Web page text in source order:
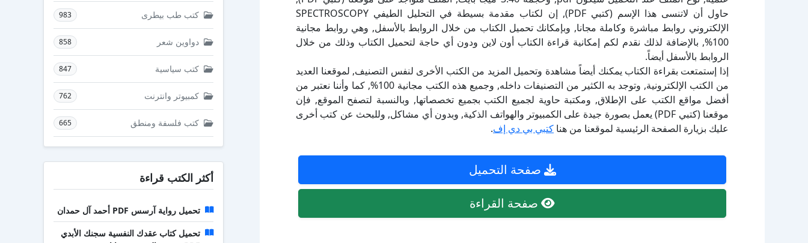
حاول أن لاتنسى هذا الإسم (كتبي PDF), إن لكتاب مقدمة بسيطة في التحليل الطيفي SPECTROSCOPY
الإلكتروني روابط مباشرة وكاملة مجانا, وبإمكانك تحميل الكتاب من خلال الروابط بالأسفل, وهي روابط مجانية
100%, بالإضافة لذلك نقدم لكم إمكانية قراءة الكتاب أون لاين ودون أي حاجة لتحميل الكتاب وذلك من خلال
الروابط بالأسفل أيضاً.
إذا إستمتعت بقراءة الكتاب يمكنك أيضاً مشاهدة وتحميل المزيد من الكتب الأخرى لنفس التصنيف, لموقعنا العديد
من الكتب الإلكترونية, وتوجد به الكثير من التصنيفات داخله, وجميع هذه الكتب مجانية 100%, كما وأننا نعتبر من
أفضل مواقع الكتب على الإطلاق, ومكتبة حاوية لجميع الكتب بجميع تخصصاتها, وبالنسبة لتصفح الموقع, فإن
موقعنا (كتبي PDF) يعمل بصورة جيدة على الكمبيوتر والهواتف الذكية, وبدون أي مشاكل, وللبحث عن كتب أخرى
عليك بزيارة الصفحة الرئيسية لموقعنا من هنا كتبي بي دي إف.
صفحة التحميل
صفحة القراءة
كتب طب بيطرى 983
دواوين شعر 858
كتب سياسية 847
كمبيوتر وانترنت 762
كتب فلسفة ومنطق 665
أكثر الكتب قراءة
تحميل رواية آرسس PDF أحمد آل حمدان
تحميل كتاب عقدك النفسية سجنك الأبدي